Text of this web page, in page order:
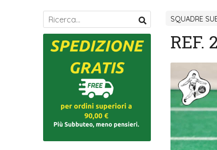
SQUADRE
REF.